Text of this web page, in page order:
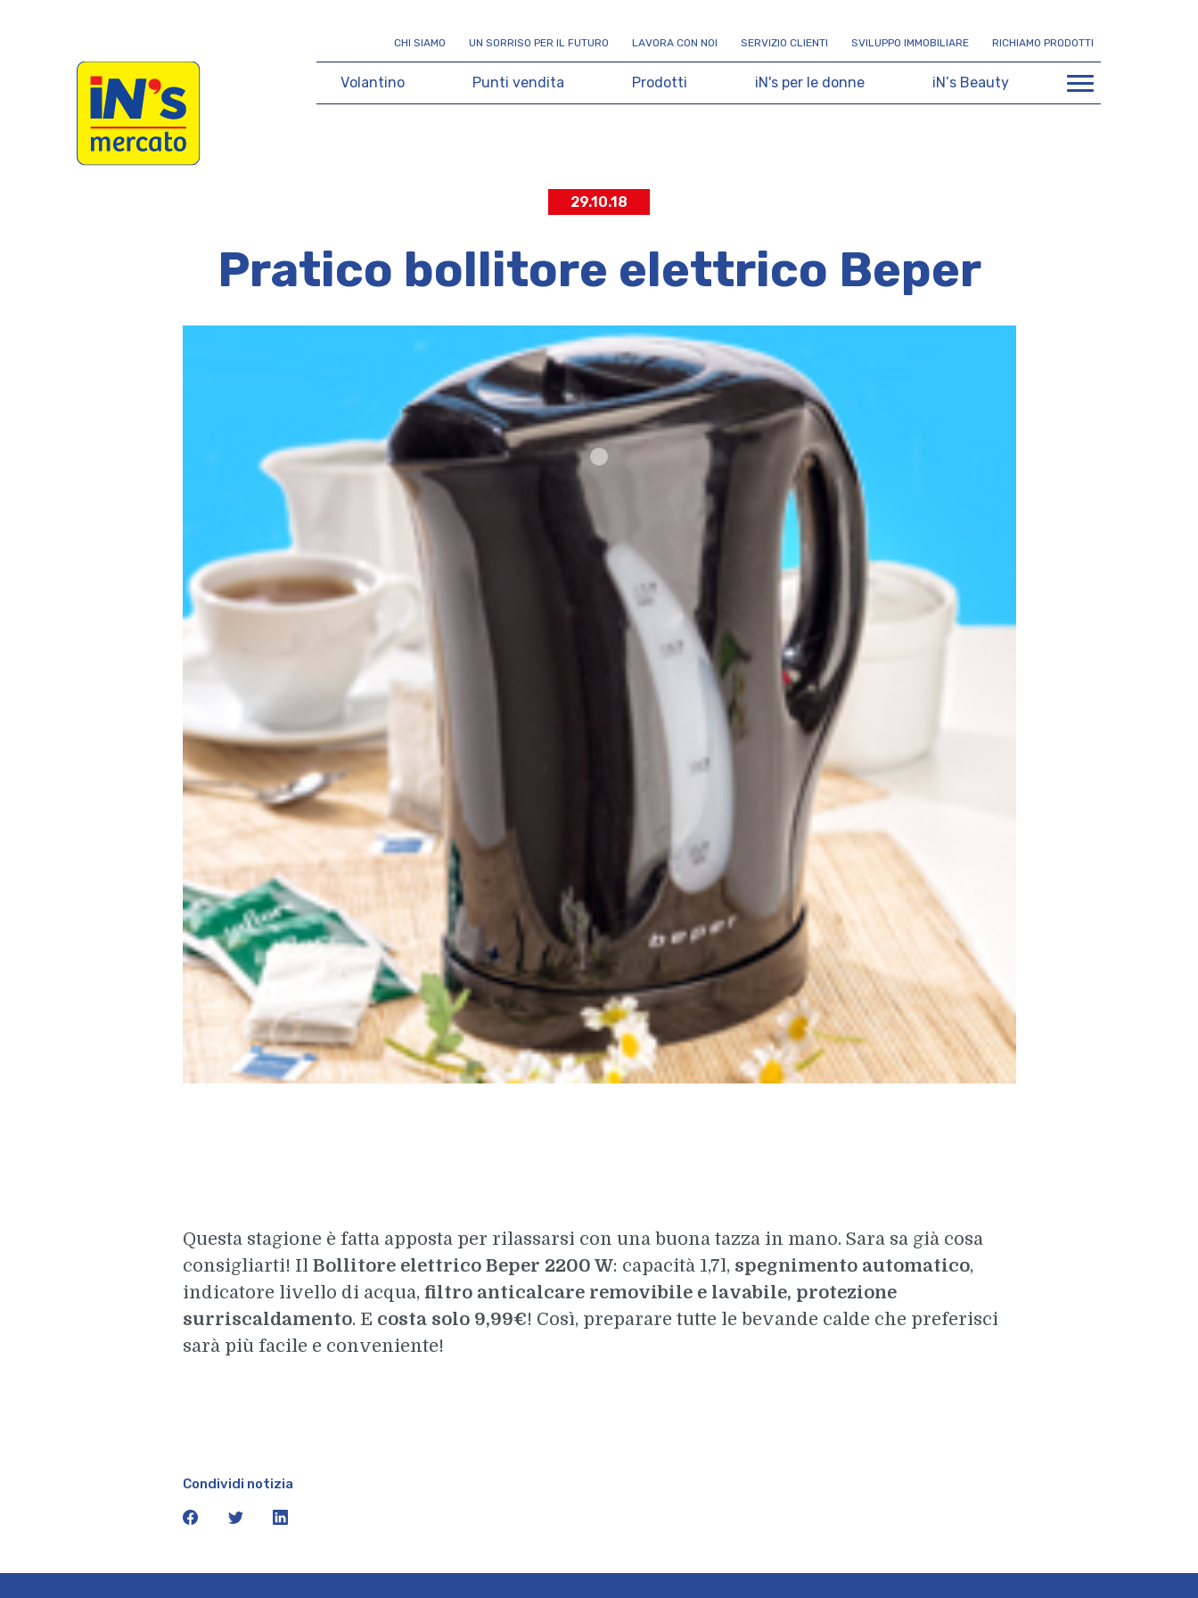
iN's Mercato
CHI SIAMO UN SORRISO PER IL FUTURO LAVORA CON NOI SERVIZIO CLIENTI SVILUPPO IMMOBILIARE RICHIAMO PRODOTTI
Volantino Punti vendita Prodotti iN's per le donne iN’s Beauty
29.10.18
Pratico bollitore elettrico Beper
Questa stagione è fatta apposta per rilassarsi con una buona tazza in mano. Sara sa già cosa
consigliarti! Il Bollitore elettrico Beper 2200 W: capacità 1,7l, spegnimento automatico,
indicatore livello di acqua, filtro anticalcare removibile e lavabile, protezione
surriscaldamento. E costa solo 9,99€! Così, preparare tutte le bevande calde che preferisci
sarà più facile e conveniente!
Condividi notizia
facebooktwitter